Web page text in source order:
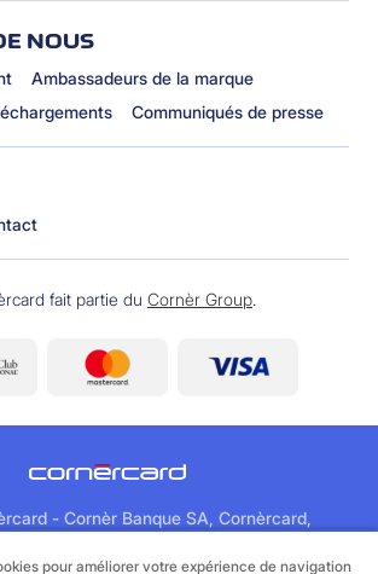
NOUS
Ambassadeurs de la marque
Communiqués de presse
fait partie du Cornèr Group.
- Cornèr Banque SA, Cornèrcard,
pour améliorer votre expérience de navigation